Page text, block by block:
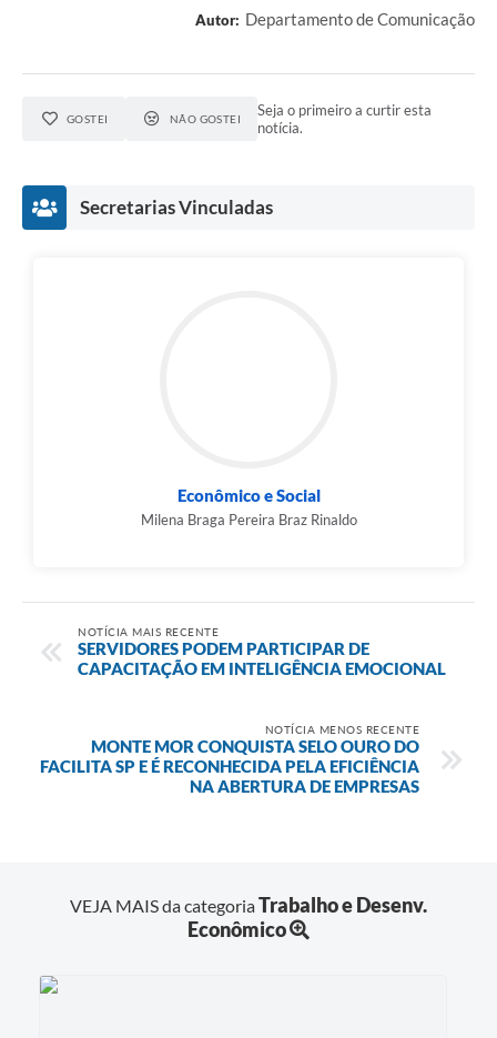
Autor: Departamento de Comunicação
GOSTEI NÃO GOSTEI
Seja o primeiro a curtir esta
notícia.
Secretarias Vinculadas
Econômico e Social
Milena Braga Pereira Braz Rinaldo
NOTÍCIA MAIS RECENTE
SERVIDORES PODEM PARTICIPAR DE
CAPACITAÇÃO EM INTELIGÊNCIA EMOCIONAL
NOTÍCIA MENOS RECENTE
MONTE MOR CONQUISTA SELO OURO DO
FACILITA SP E É RECONHECIDA PELA EFICIÊNCIA
NA ABERTURA DE EMPRESAS
VEJA MAIS da categoriaTrabalho e Desenv.
Econômico